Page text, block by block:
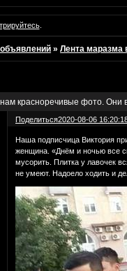
.
»Лента маразма
красноречивые фото. Они
Поделиться2020-08-06
Наша подписчица Виктория
женщина. «Днём и ночью все
мусорить. Плитка у лавочек
не умеют. Надоело ходить и